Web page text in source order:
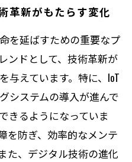
革新がもたらす変化
を延ばすための重要なプ
ンドとして、技術革新が
与えています。特に、IoT
システムの導入が進んで
きるようになっていま
を防ぎ、効率的なメンテ
た、デジタル技術の進化